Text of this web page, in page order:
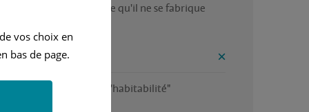
véhicule  , dommage qu'il ne se fabrique
, sécurité , confort , l'habitabilité"
vos choix en
bas de page.